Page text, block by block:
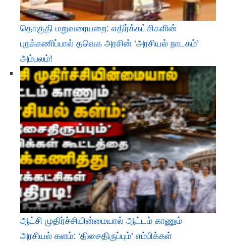
தொகுதி மறுவரையறை: எதிர்க்கட்சிகளின்
புறக்கணிப்பால் தவெக அரசின் ‘அரசியல் நாடகம்’
அம்பலம்!
ஆட்சி முதிர்ச்சியின்மையால் ஆட்டம் காணும்
அரசியல் களம்: ‘திசைதிருப்பும்’ எம்பிக்கள்